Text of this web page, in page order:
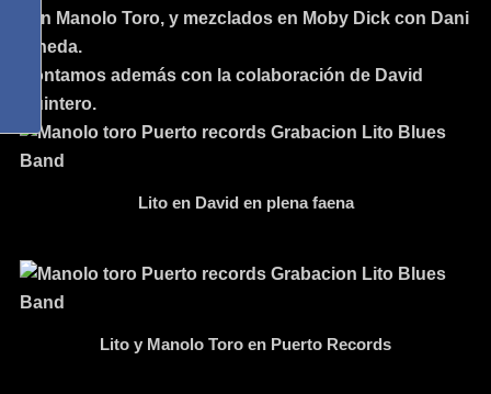
con Manolo Toro, y mezclados en Moby Dick con Dani
Pineda.
Contamos además con la colaboración de David
Quintero.
Lito en David en plena faena
Lito y Manolo Toro en Puerto Records